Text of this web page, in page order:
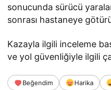
sonucunda sürücü
sonrası hastaneye
Kazayla ilgili inceleme
ve yol güvenliğiyle ilgili
Beğendim Harika